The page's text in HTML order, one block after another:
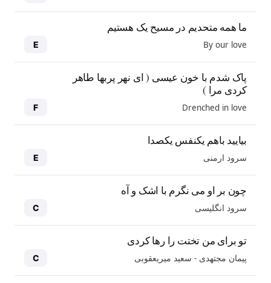
ما همه متحدیم در مسیح یک هستیم
By our love
E
پاک شدم با خون عیسی ( ای نهر پربها طاهر
کردی مرا )
Drenched in love
F
بیایید باهم یکنفس یکصدا
سرود ارمنی E
چون بر او می نگرم با اشک و آه
سرود انگلیسی C
تو برای من تختت را رها کردی
پیمان مجتهدی - سعید میریعقوبی C